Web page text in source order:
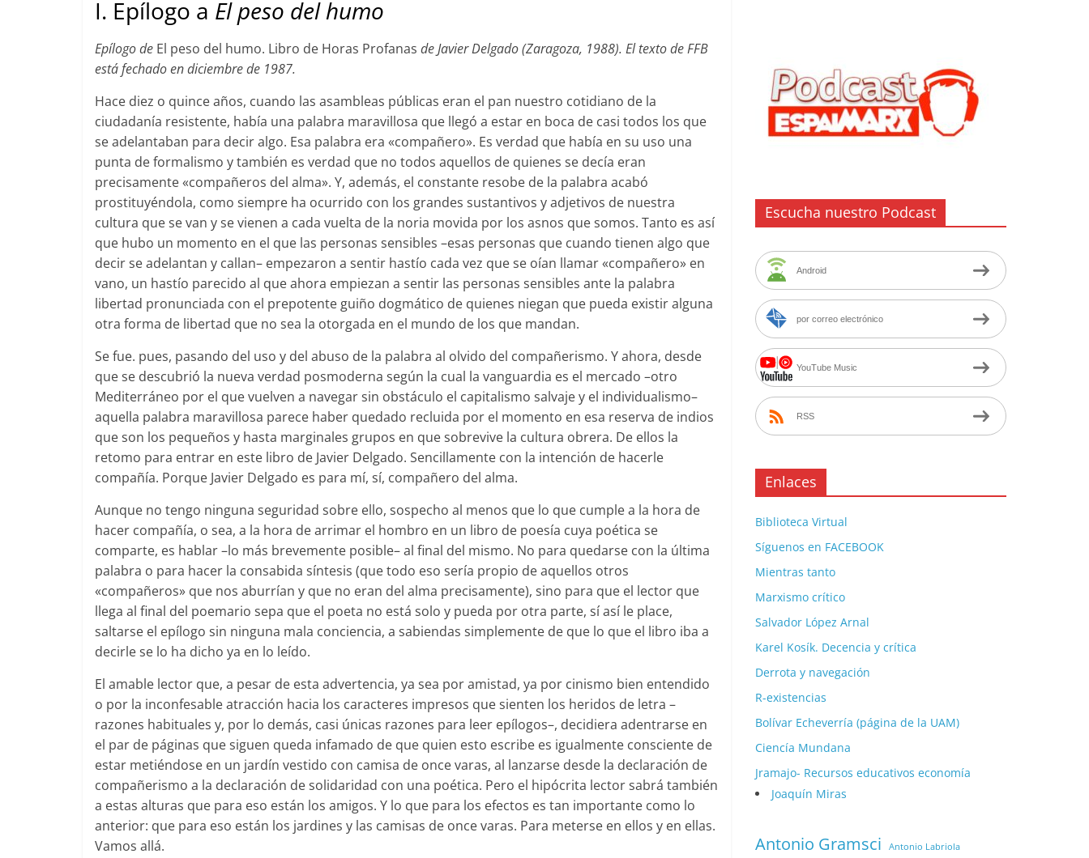
I. Epílogo a El peso del humo
Epílogo de El peso del humo. Libro de Horas Profanas de Javier Delgado (Zaragoza, 1988). El texto de FFB
está fechado en diciembre de 1987.
Hace diez o quince años, cuando las asambleas públicas eran el pan nuestro cotidiano de la
ciudadanía resistente, había una palabra maravillosa que llegó a estar en boca de casi todos los que
se adelantaban para decir algo. Esa palabra era «compañero». Es verdad que había en su uso una
punta de formalismo y también es verdad que no todos aquellos de quienes se decía eran
precisamente «compañeros del alma». Y, además, el constante resobe de la palabra acabó
prostituyéndola, como siempre ha ocurrido con los grandes sustantivos y adjetivos de nuestra
cultura que se van y se vienen a cada vuelta de la noria movida por los asnos que somos. Tanto es así
que hubo un momento en el que las personas sensibles –esas personas que cuando tienen algo que
decir se adelantan y callan– empezaron a sentir hastío cada vez que se oían llamar «compañero» en
vano, un hastío parecido al que ahora empiezan a sentir las personas sensibles ante la palabra
libertad pronunciada con el prepotente guiño dogmático de quienes niegan que pueda existir alguna
otra forma de libertad que no sea la otorgada en el mundo de los que mandan.
Se fue. pues, pasando del uso y del abuso de la palabra al olvido del compañerismo. Y ahora, desde
que se descubrió la nueva verdad posmoderna según la cual la vanguardia es el mercado –otro
Mediterráneo por el que vuelven a navegar sin obstáculo el capitalismo salvaje y el individualismo–
aquella palabra maravillosa parece haber quedado recluida por el momento en esa reserva de indios
que son los pequeños y hasta marginales grupos en que sobrevive la cultura obrera. De ellos la
retomo para entrar en este libro de Javier Delgado. Sencillamente con la intención de hacerle
compañía. Porque Javier Delgado es para mí, sí, compañero del alma.
Aunque no tengo ninguna seguridad sobre ello, sospecho al menos que lo que cumple a la hora de
hacer compañía, o sea, a la hora de arrimar el hombro en un libro de poesía cuya poética se
comparte, es hablar –lo más brevemente posible– al final del mismo. No para quedarse con la última
palabra o para hacer la consabida síntesis (que todo eso sería propio de aquellos otros
«compañeros» que nos aburrían y que no eran del alma precisamente), sino para que el lector que
llega al final del poemario sepa que el poeta no está solo y pueda por otra parte, sí así le place,
saltarse el epílogo sin ninguna mala conciencia, a sabiendas simplemente de que lo que el libro iba a
decirle se lo ha dicho ya en lo leído.
El amable lector que, a pesar de esta advertencia, ya sea por amistad, ya por cinismo bien entendido
o por la inconfesable atracción hacia los caracteres impresos que sienten los heridos de letra –
razones habituales y, por lo demás, casi únicas razones para leer epílogos–, decidiera adentrarse en
el par de páginas que siguen queda infamado de que quien esto escribe es igualmente consciente de
estar metiéndose en un jardín vestido con camisa de once varas, al lanzarse desde la declaración de
compañerismo a la declaración de solidaridad con una poética. Pero el hipócrita lector sabrá también
a estas alturas que para eso están los amigos. Y lo que para los efectos es tan importante como lo
anterior: que para eso están los jardines y las camisas de once varas. Para meterse en ellos y en ellas.
Vamos allá.
Escucha nuestro Podcast
Android
por correo electrónico
YouTube Music
RSS
Enlaces
Biblioteca Virtual
Síguenos en FACEBOOK
Mientras tanto
Marxismo crítico
Salvador López Arnal
Karel Kosík. Decencia y crítica
Derrota y navegación
R-existencias
Bolívar Echeverría (página de la UAM)
Ciencía Mundana
Jramajo- Recursos educativos economía
Joaquín Miras
Antonio Gramsci Antonio Labriola